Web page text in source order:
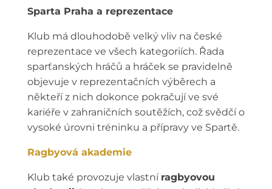
Sparta Praha a reprezentace
Klub má dlouhodobě velký vliv na české
reprezentace ve všech kategoriích. Řada
sparťanských hráčů a hráček se pravidelně
objevuje v reprezentačních výběrech a
někteří z nich dokonce pokračují ve své
kariéře v zahraničních soutěžích, což svědčí o
vysoké úrovni tréninku a přípravy ve Spartě.
Ragbyová akademie
Klub také provozuje vlastní ragbyovou